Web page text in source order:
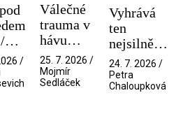
/
Válečné
trauma v
hávu
spektáklu
/ Odyssea
25. 7. 2026 /
Mojmír
Sedláček
Vyhrává
ten
nejsilnější
/ V nitru
manosféry
24. 7. 2026 /
Petra
Chaloupková